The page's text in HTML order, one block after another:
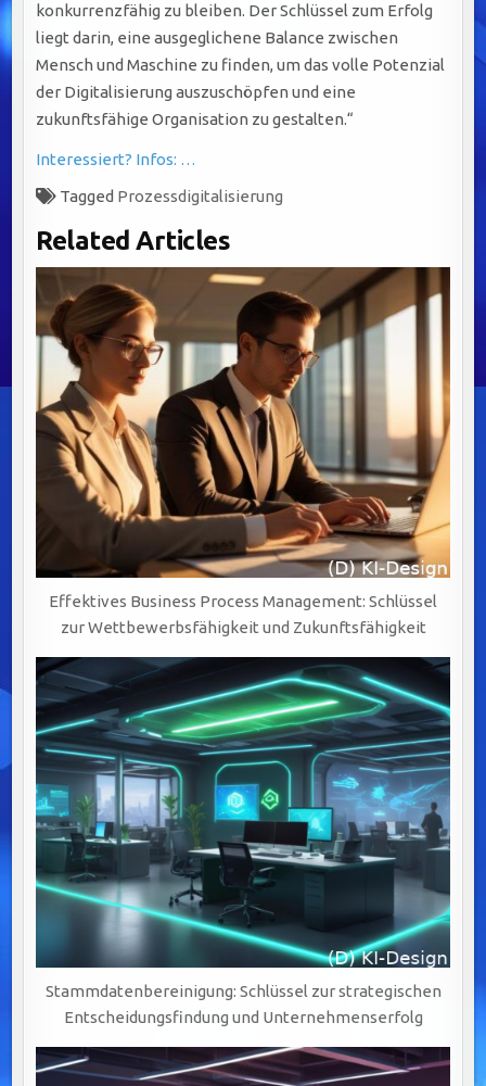
konkurrenzfähig zu bleiben. Der Schlüssel zum Erfolg
liegt darin, eine ausgeglichene Balance zwischen
Mensch und Maschine zu finden, um das volle Potenzial
der Digitalisierung auszuschöpfen und eine
zukunftsfähige Organisation zu gestalten.“
Interessiert? Infos: …
Tagged Prozessdigitalisierung
Related Articles
Effektives Business Process Management: Schlüssel
zur Wettbewerbsfähigkeit und Zukunftsfähigkeit
Stammdatenbereinigung: Schlüssel zur strategischen
Entscheidungsfindung und Unternehmenserfolg